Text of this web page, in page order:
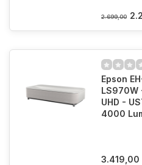
2.699,00
Epson
LS970W
UHD -
4000
3.419,00